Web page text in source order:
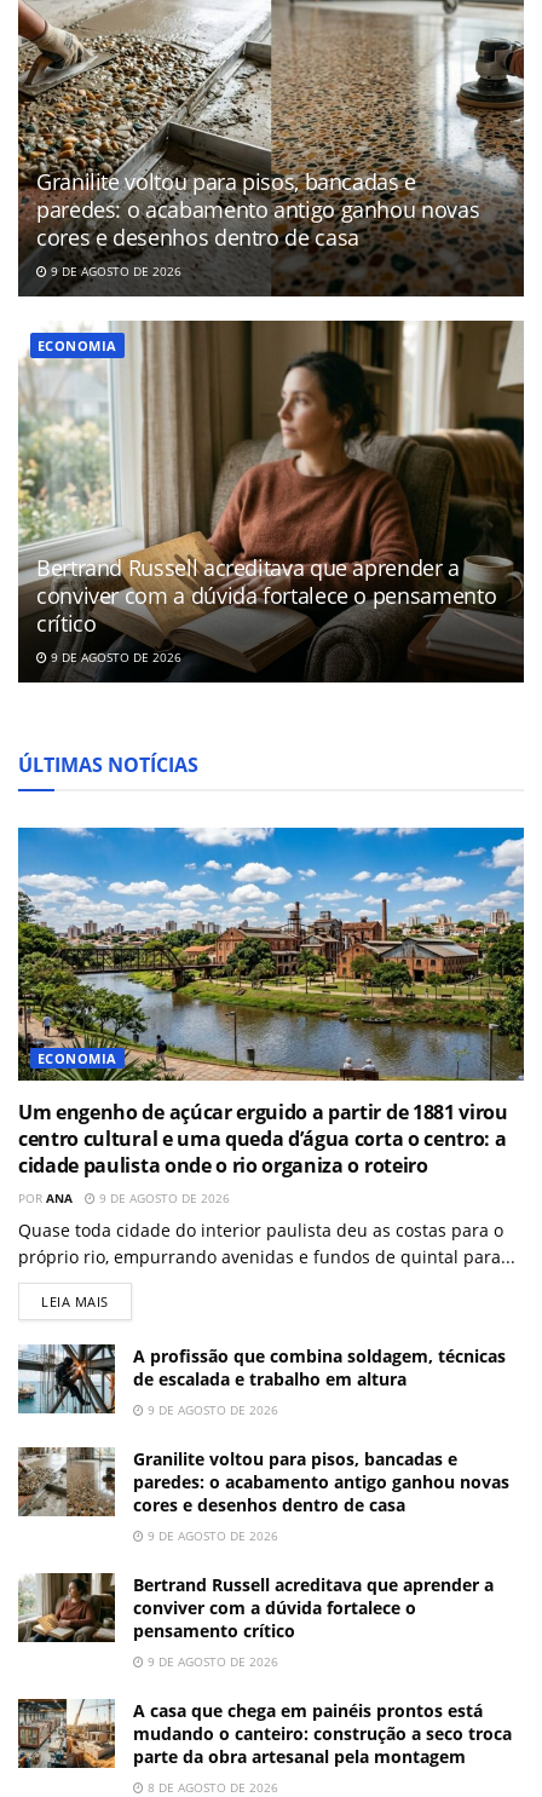
Granilite voltou para pisos, bancadas e
paredes: o acabamento antigo ganhou novas
cores e desenhos dentro de casa
9 DE AGOSTO DE 2026
ECONOMIA
Bertrand Russell acreditava que aprender a
conviver com a dúvida fortalece o pensamento
crítico
9 DE AGOSTO DE 2026
ÚLTIMAS NOTÍCIAS
ECONOMIA
Um engenho de açúcar erguido a partir de 1881 virou
centro cultural e uma queda d’água corta o centro: a
cidade paulista onde o rio organiza o roteiro
POR ANA 9 DE AGOSTO DE 2026
Quase toda cidade do interior paulista deu as costas para o
próprio rio, empurrando avenidas e fundos de quintal para...
LEIA MAIS
A profissão que combina soldagem, técnicas
de escalada e trabalho em altura
9 DE AGOSTO DE 2026
Granilite voltou para pisos, bancadas e
paredes: o acabamento antigo ganhou novas
cores e desenhos dentro de casa
9 DE AGOSTO DE 2026
Bertrand Russell acreditava que aprender a
conviver com a dúvida fortalece o
pensamento crítico
9 DE AGOSTO DE 2026
A casa que chega em painéis prontos está
mudando o canteiro: construção a seco troca
parte da obra artesanal pela montagem
8 DE AGOSTO DE 2026